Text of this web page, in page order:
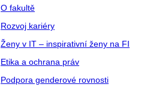
O fakultě
Rozvoj kariéry
Ženy v IT – inspirativní ženy na FI
Etika a ochrana práv
Podpora genderové rovnosti